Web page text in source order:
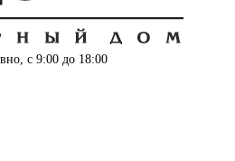
с 9:00 до 18:00